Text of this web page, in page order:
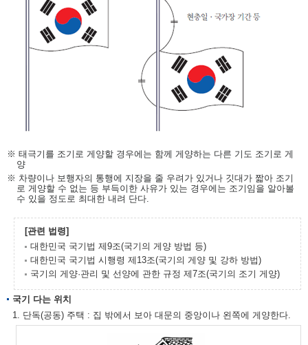
※ 태극기를 조기로 게양할 경우에는 함께 게양하는 다른 기도 조기로 게
양
※ 차량이나 보행자의 통행에 지장을 줄 우려가 있거나 깃대가 짧아 조기
로 게양할 수 없는 등 부득이한 사유가 있는 경우에는 조기임을 알아볼
수 있을 정도로 최대한 내려 단다.
[관련 법령]
대한민국 국기법 제9조(국기의 게양 방법 등)
대한민국 국기법 시행령 제13조(국기의 게양 및 강하 방법)
국기의 게양·관리 및 선양에 관한 규정 제7조(국기의 조기 게양)
국기 다는 위치
1. 단독(공동) 주택 : 집 밖에서 보아 대문의 중앙이나 왼쪽에 게양한다.